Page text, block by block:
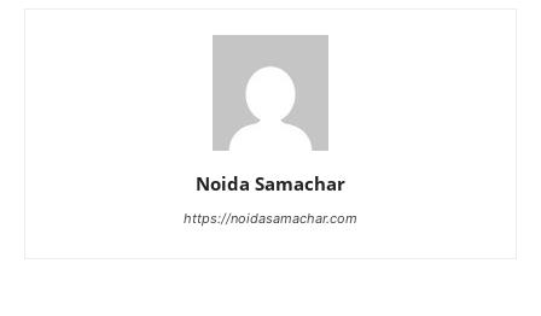
Noida Samachar
https://noidasamachar.com